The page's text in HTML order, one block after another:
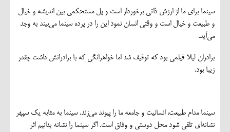
سینما برای ما از ارزش ذاتی برخوردار است و پل مستحکمی بین اندیشه و خیال
و طبیعت و خیال است و وقتی انسان نمود این را در پرده سینما می‌بیند به وجد
می‌آید.
برادران لیلا فیلمی بود که توقیف شد اما خواهرانگی که با برادرانش داشت چقدر
زیبا بود.
سینما مدام طبیعت، انسانیت و جامعه ما را پیوند می‌زند. سینما به مثابه یک سپهر
نشانه‌ای تلقی شود محل دوستی و وفاق است. اگر سینما را نشانه بدانیم اثر